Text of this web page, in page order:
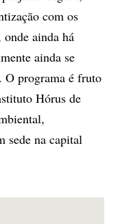
com os
ainda há
ainda se
O programa é fruto
Hórus de
sede na capital